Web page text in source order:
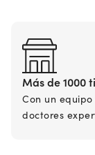
Más de 1000
Con un
doctores